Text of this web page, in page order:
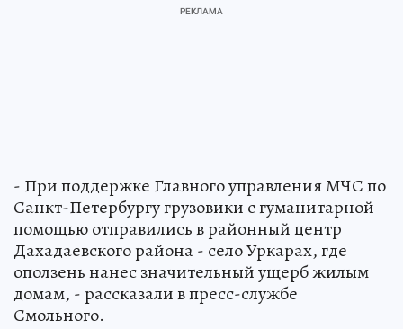
- При поддержке Главного управления МЧС по
Санкт-Петербургу грузовики с гуманитарной
помощью отправились в районный центр
Дахадаевского района - село Уркарах, где
оползень нанес значительный ущерб жилым
домам, - рассказали в пресс-службе
Смольного.